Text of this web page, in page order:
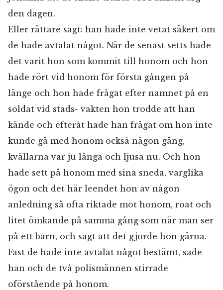
den dagen.
Eller rättare sagt: han hade inte vetat säkert om
de hade avtalat något. När de senast setts hade
det varit hon som kommit till honom och hon
hade rört vid honom för första gången på
länge och hon hade frågat efter namnet på en
soldat vid stads- vakten hon trodde att han
kände och efteråt hade han frågat om hon inte
kunde gå med honom också någon gång,
kvällarna var ju långa och ljusa nu. Och hon
hade sett på honom med sina sneda, varglika
ögon och det här leendet hon av någon
anledning så ofta riktade mot honom, roat och
litet ömkande på samma gång som när man ser
på ett barn, och sagt att det gjorde hon gärna.
Fast de hade inte avtalat något bestämt, sade
han och de två polismännen stirrade
oförstående på honom.